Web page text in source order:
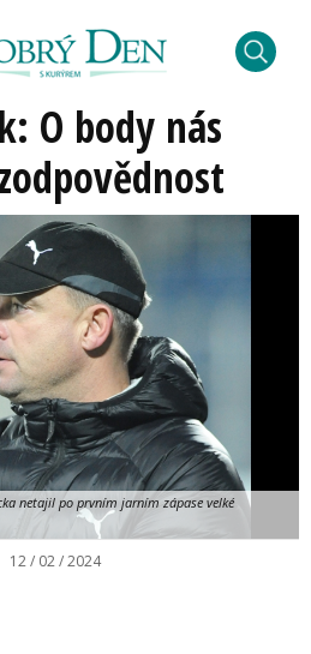
O body nás
netajil po prvním jarním zápase velké
12 / 02 / 2024